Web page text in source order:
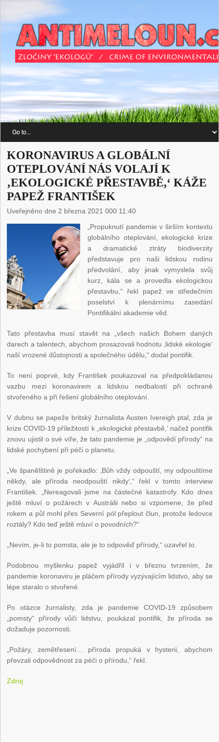
KORONAVIRUS A GLOBÁLNÍ
OTEPLOVÁNÍ NÁS VOLAJÍ K
‚EKOLOGICKÉ PŘESTAVBĚ,‘ KÁŽE
PAPEŽ FRANTIŠEK
Uveřejněno dne 2 března 2021 000 11:40
„Propuknutí pandemie v širším kontextu
globálního oteplování, ekologické krize
a dramatické ztráty biodiverzity
představuje pro naši lidskou rodinu
předvolání, aby jinak vymyslela svůj
kurz, kála se a provedla ekologickou
přestavbu,“ řekl papež ve středečním
poselství k plenárnímu zasedání
Pontifikální akademie věd.
Tato přestavba musí stavět na „všech našich Bohem daných
darech a talentech, abychom prosazovali hodnotu ‚lidské ekologie‘
naší vrozené důstojnosti a společného údělu,“ dodal pontifik.
To není poprvé, kdy František poukazoval na předpokládanou
vazbu mezi koronavirem a lidskou nedbalostí při ochraně
stvořeného a při řešení globálního oteplování.
V dubnu se papeže britský žurnalista Austen Ivereigh ptal, zda je
krize COVID-19 příležitostí k „ekologické přestavbě,‘ načež pontifik
znovu ujistil o své víře, že tato pandemie je „odpovědí přírody“ na
lidské pochybení při péči o planetu.
„Ve španělštině je pořekadlo: ‚Bůh vždy odpouští, my odpouštíme
někdy, ale příroda neodpouští nikdy‘,“ řekl v tomto interview
František. „Nereagovali jsme na částečné katastrofy. Kdo dnes
ještě mluví o požárech v Austrálii nebo si vzpomene, že před
rokem a půl mohl přes Severní pól přeplout člun, protože ledovce
roztály? Kdo teď ještě mluví o povodních?“
„Nevím, je-li to pomsta, ale je to odpověď přírody,“ uzavřel to.
Podobnou myšlenku papež vyjádřil i v březnu tvrzením, že
pandemie koronaviru je pláčem přírody vyzývajícím lidstvo, aby se
lépe staralo o stvořené.
Po otázce žurnalisty, zda je pandemie COVID-19 způsobem
„pomsty“ přírody vůči lidstvu, poukázal pontifik, že příroda se
dožaduje pozornosti.
„Požáry, zemětřesení… příroda propuká v hysterii, abychom
převzali odpovědnost za péči o přírodu,“ řekl.
Zdroj